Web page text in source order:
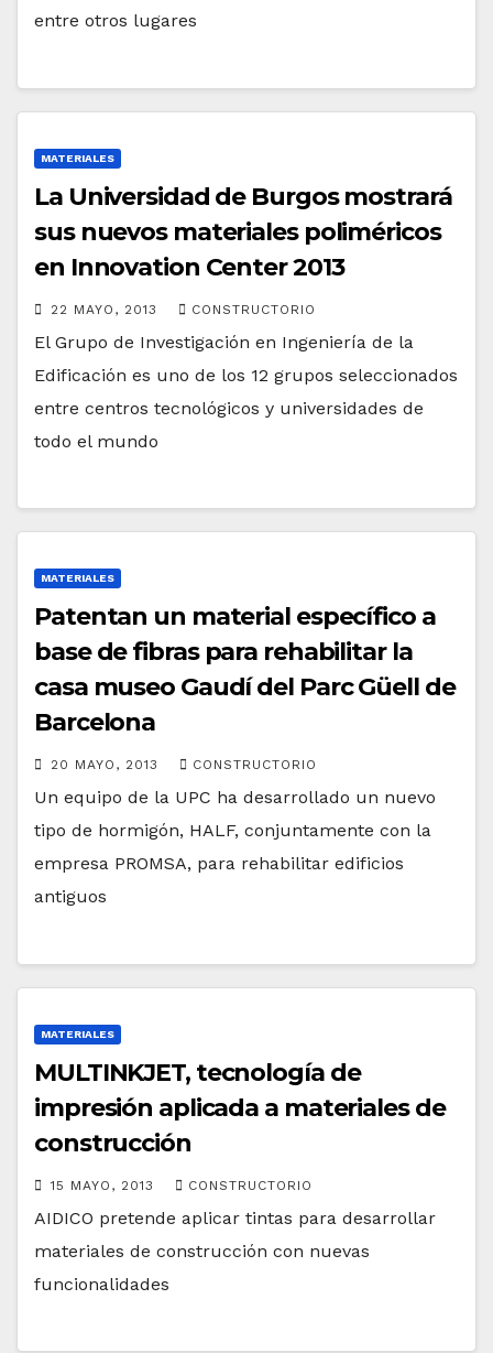
entre otros lugares
MATERIALES
La Universidad de Burgos mostrará
sus nuevos materiales poliméricos
en Innovation Center 2013
22 MAYO, 2013 CONSTRUCTORIO
El Grupo de Investigación en Ingeniería de la
Edificación es uno de los 12 grupos seleccionados
entre centros tecnológicos y universidades de
todo el mundo
MATERIALES
Patentan un material específico a
base de fibras para rehabilitar la
casa museo Gaudí del Parc Güell de
Barcelona
20 MAYO, 2013 CONSTRUCTORIO
Un equipo de la UPC ha desarrollado un nuevo
tipo de hormigón, HALF, conjuntamente con la
empresa PROMSA, para rehabilitar edificios
antiguos
MATERIALES
MULTINKJET, tecnología de
impresión aplicada a materiales de
construcción
15 MAYO, 2013 CONSTRUCTORIO
AIDICO pretende aplicar tintas para desarrollar
materiales de construcción con nuevas
funcionalidades